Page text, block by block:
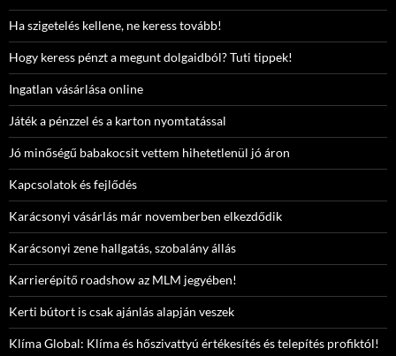
Ha szigetelés kellene, ne keress tovább!
Hogy keress pénzt a megunt dolgaidból? Tuti tippek!
Ingatlan vásárlása online
Játék a pénzzel és a karton nyomtatással
Jó minőségű babakocsit vettem hihetetlenül jó áron
Kapcsolatok és fejlődés
Karácsonyi vásárlás már novemberben elkezdődik
Karácsonyi zene hallgatás, szobalány állás
Karrierépítő roadshow az MLM jegyében!
Kerti bútort is csak ajánlás alapján veszek
Klíma Global: Klíma és hőszivattyú értékesítés és telepítés profiktól!